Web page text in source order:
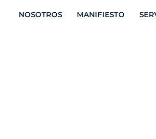
NOSOTROS MANIFIESTO